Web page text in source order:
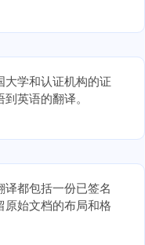
大学和认证机构的证
英语的翻译。
译都包括一份已签名
原始文档的布局和格